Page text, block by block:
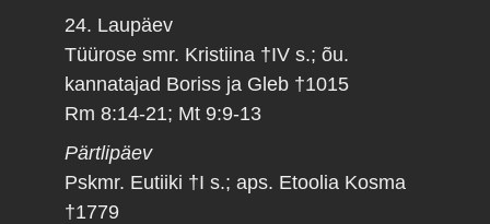
24. Laupäev
Tüürose smr. Kristiina †IV s.; õu.
kannatajad Boriss ja Gleb †1015
Rm 8:14-21; Mt 9:9-13
Pärtlipäev
Pskmr. Eutiiki †I s.; aps. Etoolia Kosma
†1779